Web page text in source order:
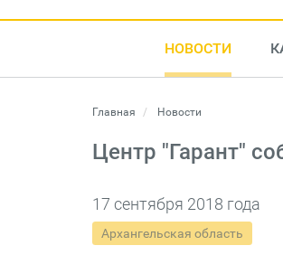
НОВОСТИ
Главная Новости
Центр "Гарант"
17 сентября 2018 года
Архангельская область